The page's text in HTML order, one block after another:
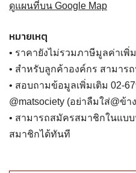
ดูแผนที่บน Google Map
หมายเหตุ
• ราคายังไม่รวมภาษีมูลค่าเพิ่
• สำหรับลูกค้าองค์กร สามาร
• สอบถามข้อมูลเพิ่มเติม 02-
@matsociety (อย่าลืมใส่@ข้
• สามารถสมัครสมาชิกในแบ
สมาชิกได้ทันที